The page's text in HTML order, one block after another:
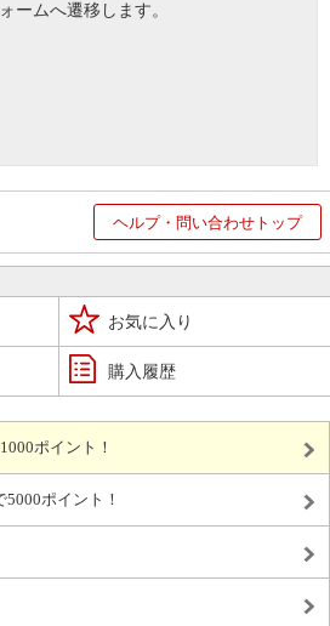
ームへ遷移します。
ヘルプ・問い合わせトップ
お気に入り
購入履歴
ポイント！
ポイント！